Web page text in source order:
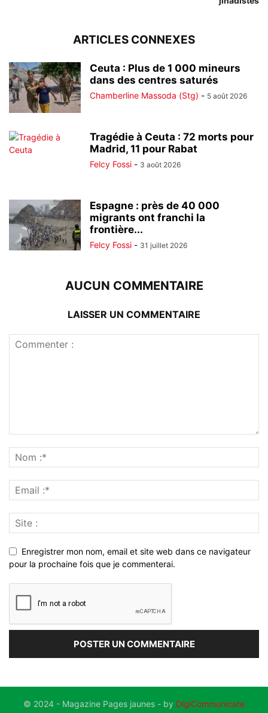
ARTICLES CONNEXES
Ceuta : Plus de 1 000 mineurs
dans des centres saturés
Chamberline Massoda (Stg) - 5 août 2026
Tragédie à Ceuta : 72 morts pour
Madrid, 11 pour Rabat
Felcy Fossi - 3 août 2026
Espagne : près de 40 000
migrants ont franchi la
frontière...
Felcy Fossi - 31 juillet 2026
AUCUN COMMENTAIRE
LAISSER UN COMMENTAIRE
Enregistrer mon nom, email et site web dans ce navigateur
pour la prochaine fois que je commenterai.
© 2024 - Magazine Pages jaunes - by DigiCommunicate